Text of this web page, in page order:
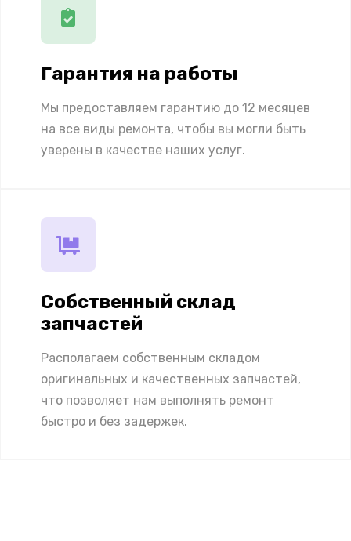
Гарантия на работы
Мы предоставляем гарантию до 12 месяцев
на все виды ремонта, чтобы вы могли быть
уверены в качестве наших услуг.
Собственный склад
запчастей
Располагаем собственным складом
оригинальных и качественных запчастей,
что позволяет нам выполнять ремонт
быстро и без задержек.